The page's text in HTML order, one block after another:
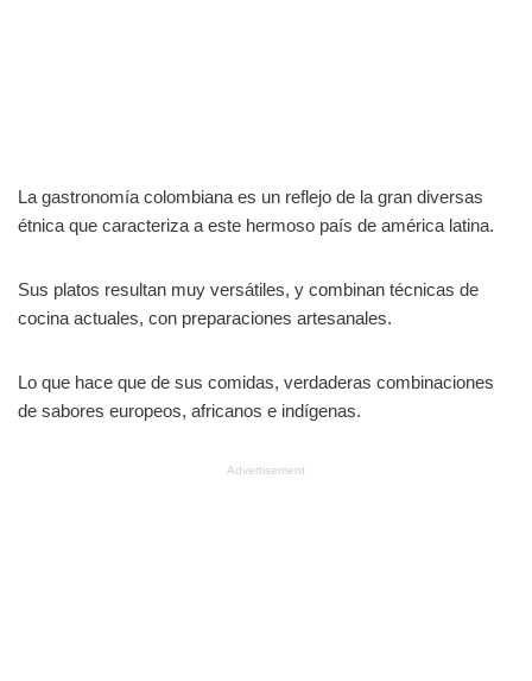
La gastronomía colombiana es un reflejo de la gran diversas
étnica que caracteriza a este hermoso país de américa latina.
Sus platos resultan muy versátiles, y combinan técnicas de
cocina actuales, con preparaciones artesanales.
Lo que hace que de sus comidas, verdaderas combinaciones
de sabores europeos, africanos e indígenas.
Advertisement